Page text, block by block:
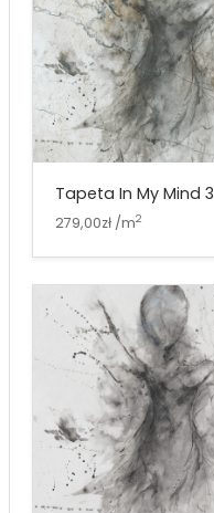
Tapeta In My Mind 3
279,00zł /m2